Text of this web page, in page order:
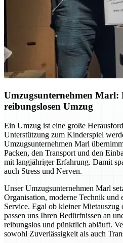
Umzugsunternehmen Marl:
reibungslosen Umzug
Ein Umzug ist eine große
Unterstützung zum Kinderspiel
Umzugsunternehmen Marl
Packen, den Transport und den
mit langjähriger Erfahrung. Damit
auch Stress und Nerven.
Unser Umzugsunternehmen Marl
Organisation, moderne Technik und
Service. Egal ob kleiner
passen uns Ihren Bedürfnissen an
reibungslos und pünktlich abläuft.
sowohl Zuverlässigkeit als auch